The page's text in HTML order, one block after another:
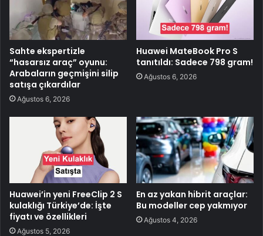
Sahte ekspertizle
“hasarsız araç” oyunu:
Arabaların geçmişini silip
satışa çıkardılar
Ağustos 6, 2026
Huawei MateBook Pro S
tanıtıldı: Sadece 798 gram!
Ağustos 6, 2026
Huawei’in yeni FreeClip 2 S
kulaklığı Türkiye’de: İşte
fiyatı ve özellikleri
Ağustos 5, 2026
En az yakan hibrit araçlar:
Bu modeller cep yakmıyor
Ağustos 4, 2026